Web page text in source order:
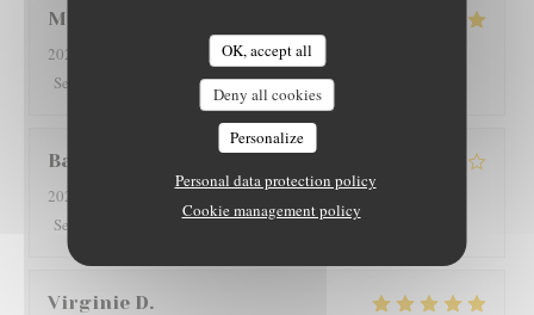
OK, accept all
Deny all cookies
Personalize
Personal data protection policy
Cookie management policy
Mihai
2026-05-23
- 20:00 - Guests 4
Service
Ambiance:5/5 Food:5/5 Value
Barber
2026-05-21
- 21:00 - Guests 4
Service
Ambiance:4/5 Food:4/5 Value:
Virginie D